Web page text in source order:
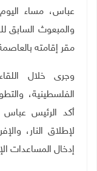
عباس، مساء اليوم
والمبعوث السابق
مقر إقامته
وجرى خلال
الفلسطينية،
أكد الرئيس
لإطلاق النار،
إدخال المساعدات